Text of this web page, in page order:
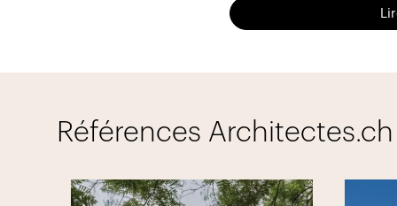
menuiseries sont assemblées avec un
Nous proposons un large éventail de
!
bâtiment et villa, en menuiserie extérieur
Références Architectes.ch